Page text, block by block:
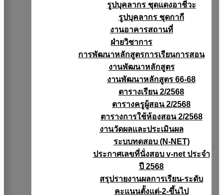
รูปบุคลากร ชุดแดงอาชีวะ
รูปบุคลากร ชุดกากี
งานอาคารสถานที่
ฝ่ายวิชาการ
การพัฒนาหลักสูตรการเรียนการสอน
งานพัฒนาหลักสูตร
งานพัฒนาหลักสูตร 66-68
ตารางเรียน 2/2568
ตารางครูผู้สอน 2/2568
ตารางการใช้ห้องสอน 2/2568
งานวัดผลเเละประเมินผล
ระบบทดสอบ (N-NET)
ประกาศเลขที่นั่งสอบ v-net ประจำ
ปี 2568
สรุปรายงานผลการเรียน-ระดับ
คะแนนตั้งแต่-2-ขึ้นไป